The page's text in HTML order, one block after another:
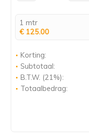
1 mtr
€ 125.00
Korting:
Subtotaal:
B.T.W. (21%):
Totaalbedrag: